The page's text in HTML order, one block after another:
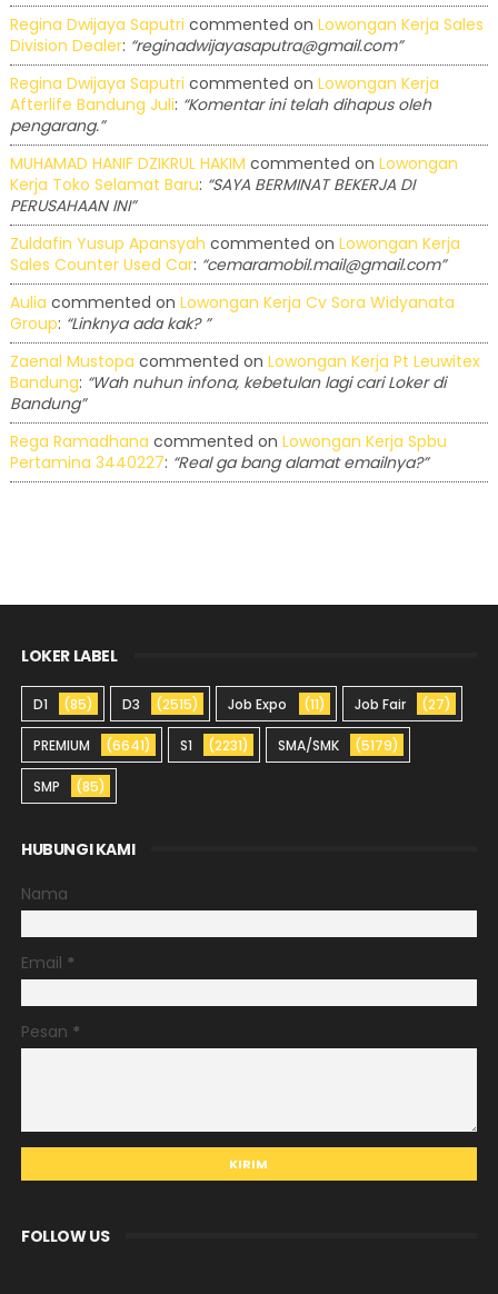
Regina Dwijaya Saputri commented on Lowongan Kerja Sales
Division Dealer: “reginadwijayasaputra@gmail.com”
Regina Dwijaya Saputri commented on Lowongan Kerja
Afterlife Bandung Juli: “Komentar ini telah dihapus oleh
pengarang.”
MUHAMAD HANIF DZIKRUL HAKIM commented on Lowongan
Kerja Toko Selamat Baru: “SAYA BERMINAT BEKERJA DI
PERUSAHAAN INI”
Zuldafin Yusup Apansyah commented on Lowongan Kerja
Sales Counter Used Car: “cemaramobil.mail@gmail.com”
Aulia commented on Lowongan Kerja Cv Sora Widyanata
Group: “Linknya ada kak? ”
Zaenal Mustopa commented on Lowongan Kerja Pt Leuwitex
Bandung: “Wah nuhun infona, kebetulan lagi cari Loker di
Bandung”
Rega Ramadhana commented on Lowongan Kerja Spbu
Pertamina 3440227: “Real ga bang alamat emailnya?”
LOKER LABEL
D1 (85) D3 (2515) Job Expo (11) Job Fair (27)
PREMIUM (6641) S1 (2231) SMA/SMK (5179)
SMP (85)
HUBUNGI KAMI
Nama
Email *
Pesan *
FOLLOW US